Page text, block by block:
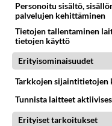
olisko täällä ketään?
olisko täällä ketää
modiin aseita/
14.08.2010 17:14
Personoitu sisältö,
palvelujen kehittäminen
Tietojen tallentaminen
tietojen käyttö
Erityisominaisuudet
Tarkkojen sijaintitietojen
Tunnista laitteet
Erityiset tarkoitukset